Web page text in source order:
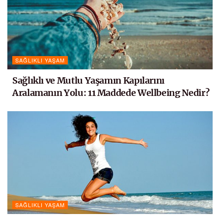
SAĞLIKLI YAŞAM
Sağlıklı ve Mutlu Yaşamın Kapılarını
Aralamanın Yolu: 11 Maddede Wellbeing Nedir?
SAĞLIKLI YAŞAM